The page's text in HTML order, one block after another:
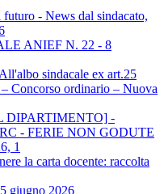
- News dal sindacato,
ANIEF N. 22 - 8
sindacale ex art.25
Concorso ordinario – Nuova
DIPARTIMENTO] -
- FERIE NON GODUTE
1
la carta docente: raccolta
giugno 2026